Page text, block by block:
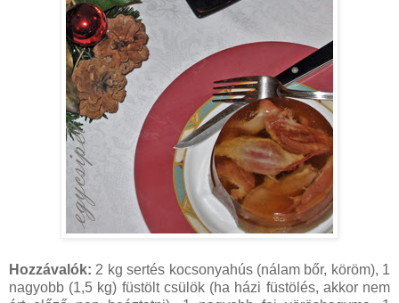
Hozzávalók: 2 kg sertés kocsonyahús (nálam bőr, köröm), 1
nagyobb (1,5 kg) füstölt csülök (ha házi füstölés, akkor nem